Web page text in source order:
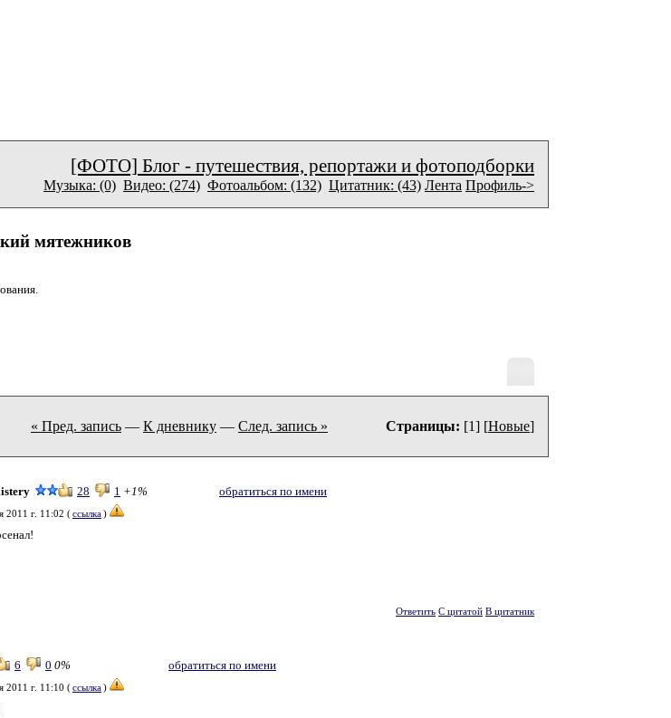
[ФОТО] Блог - путешествия, репортажи и фотоподборки
Музыка: (0) Видео: (274) Фотоальбом: (132) Цитатник: (43) Лента Профиль->
мятежников
« Пред. запись — К дневнику — След. запись » Страницы: [1] [Новые]
28 1 +1% обратиться по имени
2011 г. 11:02 (ссылка)
Ответить С цитатой В цитатник
6 0 0% обратиться по имени
2011 г. 11:10 (ссылка)